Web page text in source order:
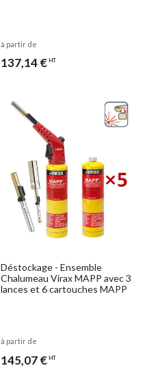
à partir de
137,14 € HT
Déstockage - Ensemble
Chalumeau Virax MAPP avec 3
lances et 6 cartouches MAPP
à partir de
145,07 € HT